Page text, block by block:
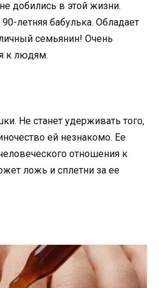
добились в этой жизни.
летняя бабулька. Обладает
семьянин! Очень
к людям.
Не станет удерживать того,
ей незнакомо. Ее
отношения к
ложь и сплетни за ее